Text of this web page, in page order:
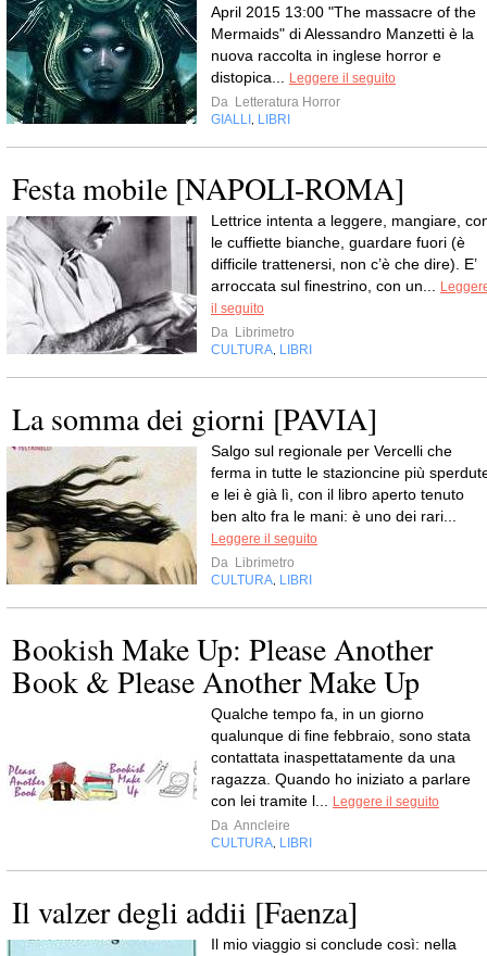
April 2015 13:00 "The massacre of the
Mermaids" di Alessandro Manzetti è la
nuova raccolta in inglese horror e
distopica...
Leggere il seguito
Da Letteratura Horror
GIALLI
LIBRI
Festa mobile [NAPOLI-ROMA]
Lettrice intenta a leggere, mangiare,
le cuffiette bianche, guardare fuori (è
difficile trattenersi, non c’è che dire). E’
arroccata sul finestrino, con un...
il seguito
Da Librimetro
CULTURA LIBRI
La somma dei giorni [PAVIA]
Salgo sul regionale per Vercelli che
ferma in tutte le stazioncine più
e lei è già lì, con il libro aperto tenuto
ben alto fra le mani: è uno dei rari...
Leggere il seguito
Da Librimetro
CULTURA LIBRI
Bookish Make Up: Please Another
Book & Please Another Make Up
Qualche tempo fa, in un giorno
qualunque di fine febbraio, sono stata
contattata inaspettatamente da una
ragazza. Quando ho iniziato a parlare
con lei tramite l...
Leggere il seguito
Da Anncleire
CULTURA LIBRI
Il valzer degli addii [Faenza]
Il mio viaggio si conclude così: nella